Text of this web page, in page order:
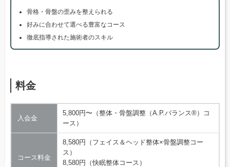
骨格・骨盤の歪みを整えられる
好みに合わせて選べる豊富なコース
徹底指導された施術者のスキル
料金
入会金
5,800円〜（整体・骨盤調整（A.P.バランス®）コ
ース）
コース料金
8,580円（フェイス＆ヘッド整体×骨盤調整コー
ス）
8,580円（快眠整体コース）